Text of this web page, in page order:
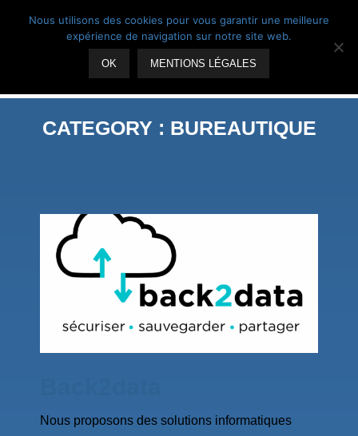
Suivez-nous
CATEGORY : BUREAUTIQUE
Nous proposons des solutions informatiques
Nous utilisons des cookies pour vous garantir une meilleure
expérience de navigation sur notre site web.
OK MENTIONS LÉGALES